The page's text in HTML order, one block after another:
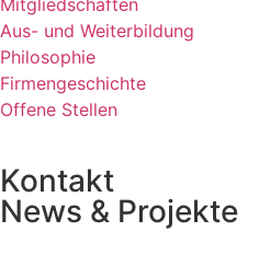
Mitgliedschaften
Aus- und Weiterbildung
Philosophie
Firmengeschichte
Offene Stellen
Kontakt
News & Projekte